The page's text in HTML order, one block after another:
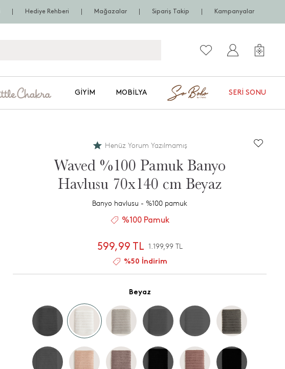
Hediye Rehberi Mağazalar Sipariş Takip Kampanyalar
GIYIM MOBILYA SERI SONU
Henüz Yorum Yazılmamış
Waved %100 Pamuk Banyo
Havlusu 70x140 cm Beyaz
Banyo havlusu - %100 pamuk
%100 Pamuk
599,99 TL 1.199,99 TL
%50 İndirim
Beyaz